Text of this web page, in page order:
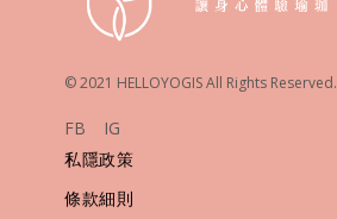
© 2021 HELLOYOGIS All Rights Reserved.
FB
IG
私隱政策
條款細則